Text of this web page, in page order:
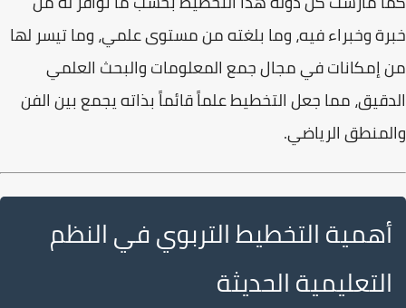
خبرة وخبراء فيه، وما بلغته من مستوى علمي، وما تيسر لها
من إمكانات في مجال جمع المعلومات والبحث العلمي
الدقيق، مما جعل التخطيط علماً قائماً بذاته يجمع بين الفن
والمنطق الرياضي.
أهمية التخطيط التربوي في النظم
التعليمية الحديثة